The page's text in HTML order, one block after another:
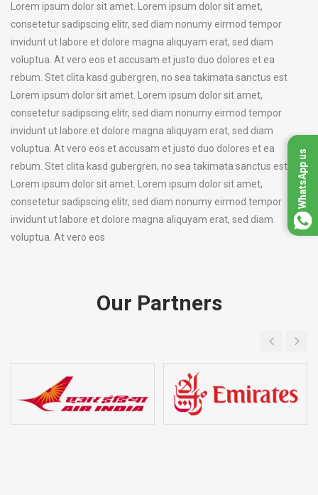
WhatsApp us
Lorem ipsum dolor sit amet. Lorem ipsum dolor sit amet,
consetetur sadipscing elitr, sed diam nonumy eirmod tempor
invidunt ut labore et dolore magna aliquyam erat, sed diam
voluptua. At vero eos et accusam et justo duo dolores et ea
rebum. Stet clita kasd gubergren, no sea takimata sanctus est
Lorem ipsum dolor sit amet. Lorem ipsum dolor sit amet,
consetetur sadipscing elitr, sed diam nonumy eirmod tempor
invidunt ut labore et dolore magna aliquyam erat, sed diam
voluptua. At vero eos et accusam et justo duo dolores et ea
rebum. Stet clita kasd gubergren, no sea takimata sanctus est
Lorem ipsum dolor sit amet. Lorem ipsum dolor sit amet,
consetetur sadipscing elitr, sed diam nonumy eirmod tempor
invidunt ut labore et dolore magna aliquyam erat, sed diam
voluptua. At vero eos
Our Partners